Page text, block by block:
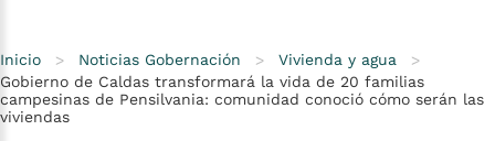
Inicio > Noticias Gobernación > Vivienda y agua
>
Gobierno de Caldas transformará la vida de 20 familias
campesinas de Pensilvania: comunidad conoció cómo serán las
viviendas